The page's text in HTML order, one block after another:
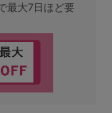
最大7日ほど要